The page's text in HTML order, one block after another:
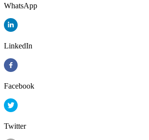
WhatsApp
LinkedIn
Facebook
Twitter